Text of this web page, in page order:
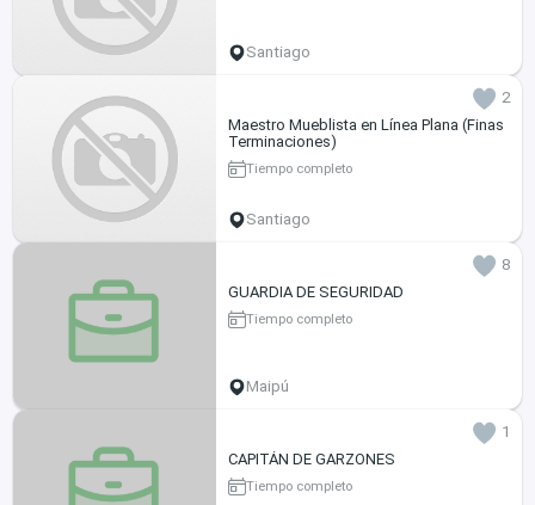
Santiago
2
Maestro Mueblista en Línea Plana (Finas
Terminaciones)
Tiempo completo
Santiago
8
GUARDIA DE SEGURIDAD
Tiempo completo
Maipú
1
CAPITÁN DE GARZONES
Tiempo completo